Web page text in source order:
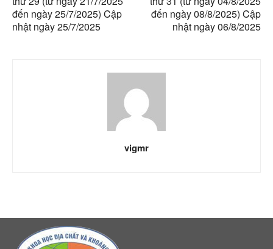
đến ngày 25/7/2025) Cập
nhật ngày 25/7/2025
đến ngày 08/8/2025) Cập
nhật ngày 06/8/2025
vigmr